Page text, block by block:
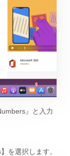
』と入力
を選択します。